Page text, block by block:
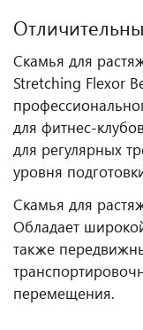
Скамья для
Stretching Flexor
для
для регулярных
уровня
Скамья для
Обладает
также
перемещения.